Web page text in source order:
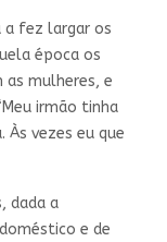
a fez largar os
época os
as mulheres, e
irmão tinha
Às vezes eu que
dada a
e de